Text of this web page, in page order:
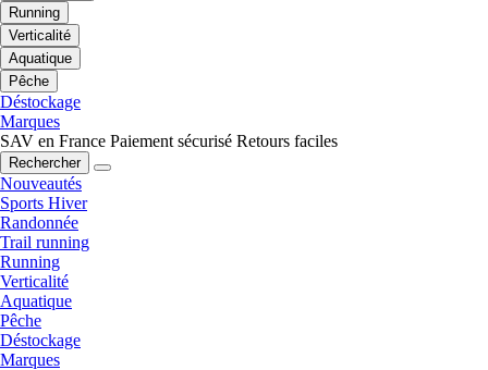
Running
Verticalité
Aquatique
Pêche
Déstockage
Marques
SAV en France Paiement sécurisé Retours faciles
Rechercher
Nouveautés
Sports Hiver
Randonnée
Trail running
Running
Verticalité
Aquatique
Pêche
Déstockage
Marques